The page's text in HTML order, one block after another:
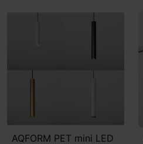
AQFORM PET mini LED